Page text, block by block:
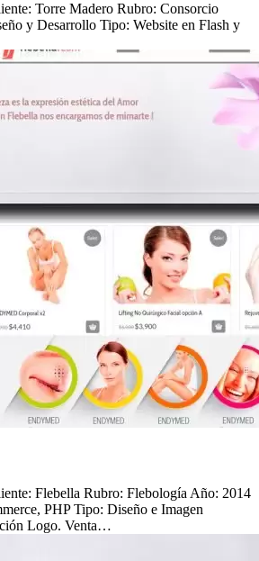
Torre Madero Rubro: Consorcio
y Desarrollo Tipo: Website en Flash y
Flebella Rubro: Flebología Año: 2014
PHP Tipo: Diseño e Imagen
Logo. Venta…